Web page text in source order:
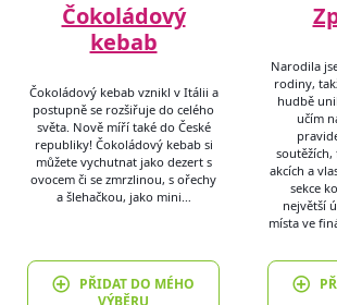
Čokoládový
kebab
Čokoládový kebab vznikl v Itálii a
postupně se rozšiřuje do celého
světa. Nově míří také do České
republiky! Čokoládový kebab si
můžete vychutnat jako dezert s
ovocem či se zmrzlinou, s ořechy
a šlehačkou, jako mini…
PŘIDAT DO MÉHO
Narodila
rodiny,
hudbě
učím
soutěžích,
akcích a
sekce
největší
místa ve